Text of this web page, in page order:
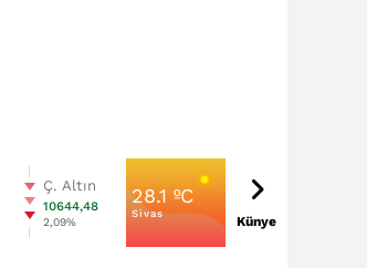
Ç. Altın
10644,48
2,09%
28.1 ºC
Sivas
Künye